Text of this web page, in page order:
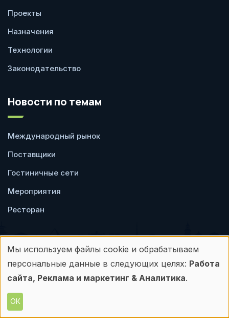
Проекты
Назначения
Технологии
Законодательство
Новости по темам
Международный рынок
Поставщики
Гостиничные сети
Мероприятия
Ресторан
Пользовательское
соглашение
Политика
конфиденциальности
Любое использование материалов с данного
Использование
персональных
данных
и
Мы используем файлы cookie и обрабатываем
персональные данные в следующих целях: Работа
сайта, Реклама и маркетинг & Аналитика.
ОК